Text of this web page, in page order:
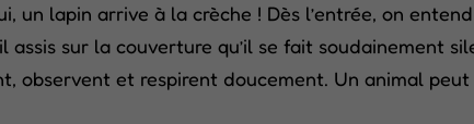
un lapin arrive à la crèche ! Dès l’entrée, on
assis sur la couverture qu’il se fait soudainement
observent et respirent doucement. Un animal peut